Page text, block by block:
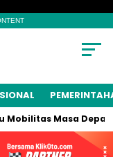
Masa Depan